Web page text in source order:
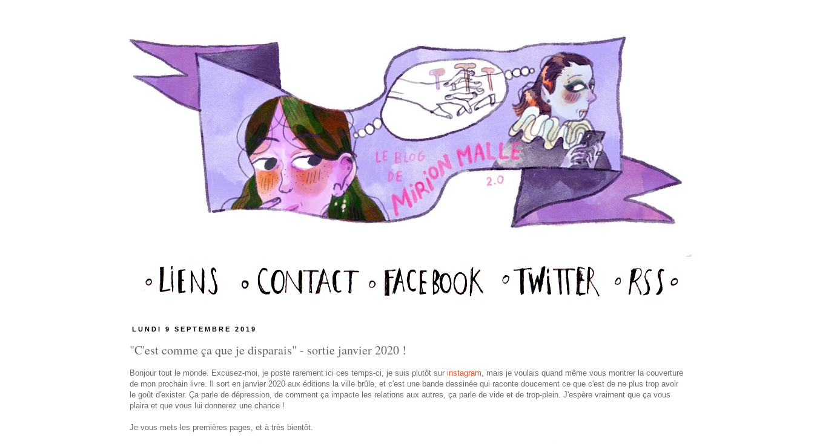
LUNDI 9 SEPTEMBRE 2019
"C'est comme ça que je disparais" - sortie janvier 2020 !
Bonjour tout le monde. Excusez-moi, je poste rarement ici ces temps-ci, je suis plutôt sur instagram, mais je voulais quand même vous montrer la couverture
de mon prochain livre. Il sort en janvier 2020 aux éditions la ville brûle, et c'est une bande dessinée qui raconte doucement ce que c'est de ne plus trop avoir
le goût d'exister. Ça parle de dépression, de comment ça impacte les relations aux autres, ça parle de vide et de trop-plein. J'espère vraiment que ça vous
plaira et que vous lui donnerez une chance !
Je vous mets les premières pages, et à très bientôt.